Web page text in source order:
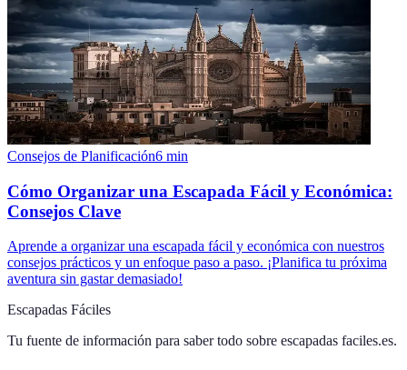
Consejos de Planificación6 min
Cómo Organizar una Escapada Fácil y Económica:
Consejos Clave
Aprende a organizar una escapada fácil y económica con nuestros
consejos prácticos y un enfoque paso a paso. ¡Planifica tu próxima
aventura sin gastar demasiado!
Escapadas Fáciles
Tu fuente de información para saber todo sobre escapadas faciles.es.